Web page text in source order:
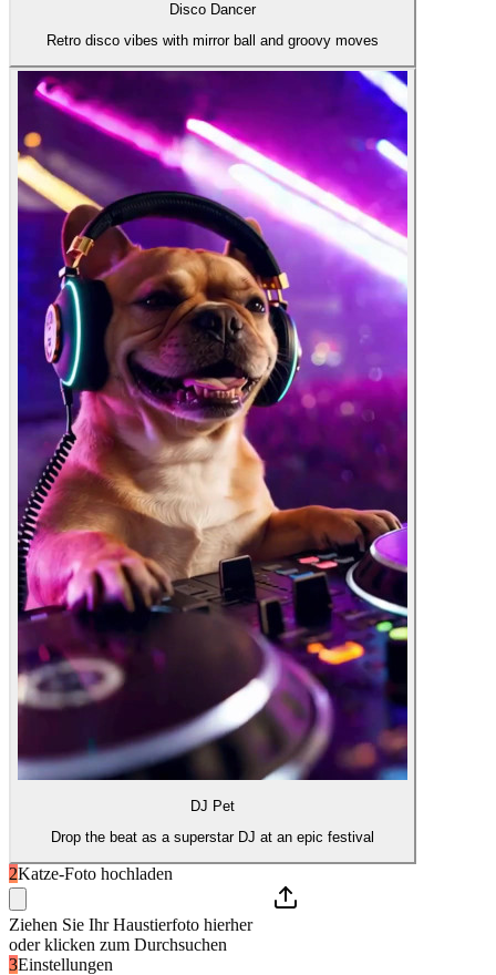
Disco Dancer
Retro disco vibes with mirror ball and groovy moves
DJ Pet
Drop the beat as a superstar DJ at an epic festival
2Katze-Foto hochladen
Ziehen Sie Ihr Haustierfoto hierher
oder klicken zum Durchsuchen
3Einstellungen